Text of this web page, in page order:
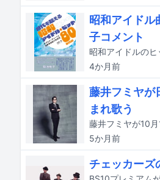
昭和アイド
子コメント
4か月前
藤井フミヤが
まれ歌う
5か月前
チェッカーズ